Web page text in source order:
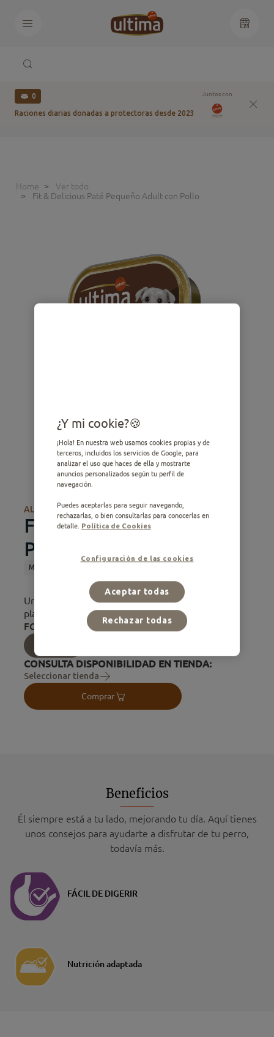
0
Raciones diarias donadas a protectoras desde 2023
Juntos con
Home
Ver todo
Fit & Delicious Paté Pequeño Adult con Pollo
ALIMENTO HÚMEDO
Fit & Delicious Paté
Pequeño Adult con Pollo
Mini
Una receta deliciosa elaborada con pollo para el
placer de tu perro
FORMATOS DISPONIBLES:
CONSULTA DISPONIBILIDAD EN TIENDA:
Seleccionar tienda
Comprar
Beneficios
Él siempre está a tu lado, mejorando tu día. Aquí tienes
unos consejos para ayudarte a disfrutar de tu perro,
todavía más.
FÁCIL DE DIGERIR
Nutrición adaptada
¿Y mi cookie?
¡Hola! En nuestra web usamos cookies propias y de
terceros, incluidos los servicios de Google, para
analizar el uso que haces de ella y mostrarte
anuncios personalizados según tu perfil de
navegación.
Puedes aceptarlas para seguir navegando,
rechazarlas, o bien consultarlas para conocerlas en
detalle. Política de Cookies
Configuración de las cookies
Rechazar todas
Aceptar todas